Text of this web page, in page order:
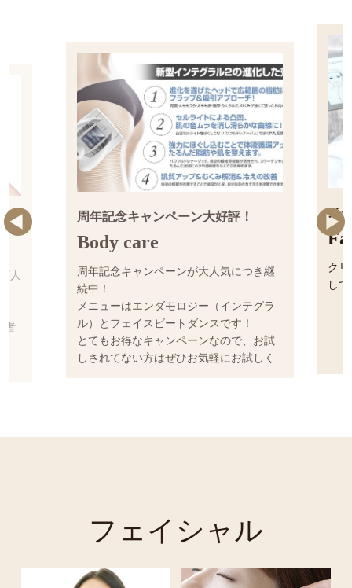
人
者
周年記念キャンペーン大好評！
Body care
周年記念キャンペーンが大人気につき継続
中！
メニューはエンダモロジー（インテグラル）
とフェイスビートダンスです！
とてもお得なキャンペーンなので、お試しさ
れてない方はぜひお気軽にお試しください(*^-
フェイシャル